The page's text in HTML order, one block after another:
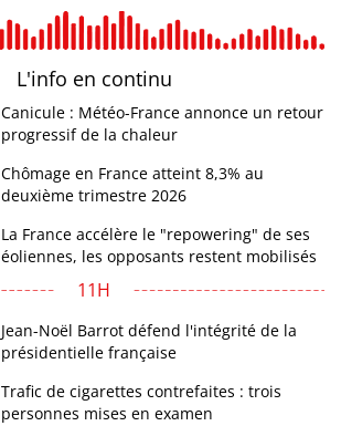
L'info en continu
Canicule : Météo-France annonce un retour
progressif de la chaleur
Chômage en France atteint 8,3% au
deuxième trimestre 2026
La France accélère le "repowering" de ses
éoliennes, les opposants restent mobilisés
11H
Jean-Noël Barrot défend l'intégrité de la
présidentielle française
Trafic de cigarettes contrefaites : trois
personnes mises en examen